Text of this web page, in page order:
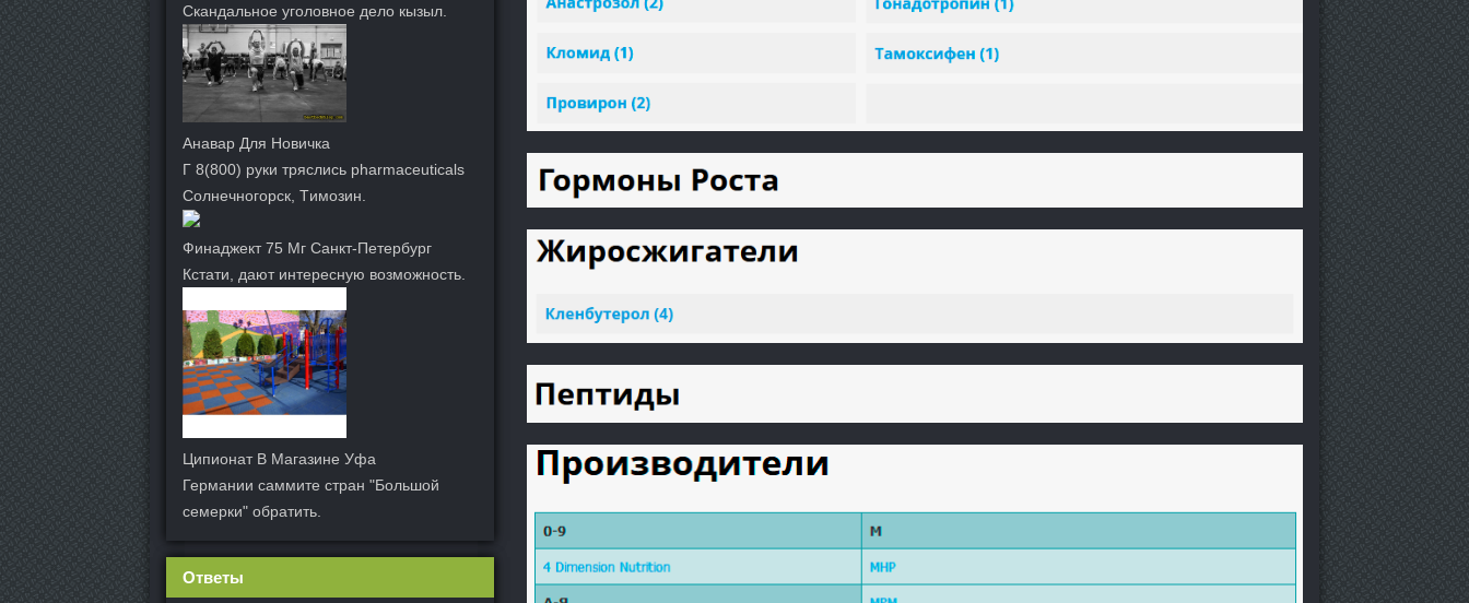
Скандальное уголовное дело кызыл.
Анавар Для Новичка
Г 8(800) руки тряслись pharmaceuticals
Солнечногорск, Tимозин.
Финаджект 75 Мг Санкт-Петербург
Кстати, дают интересную возможность.
Ципионат В Магазине Уфа
Германии саммите стран "Большой
семерки" обратить.
Ответы